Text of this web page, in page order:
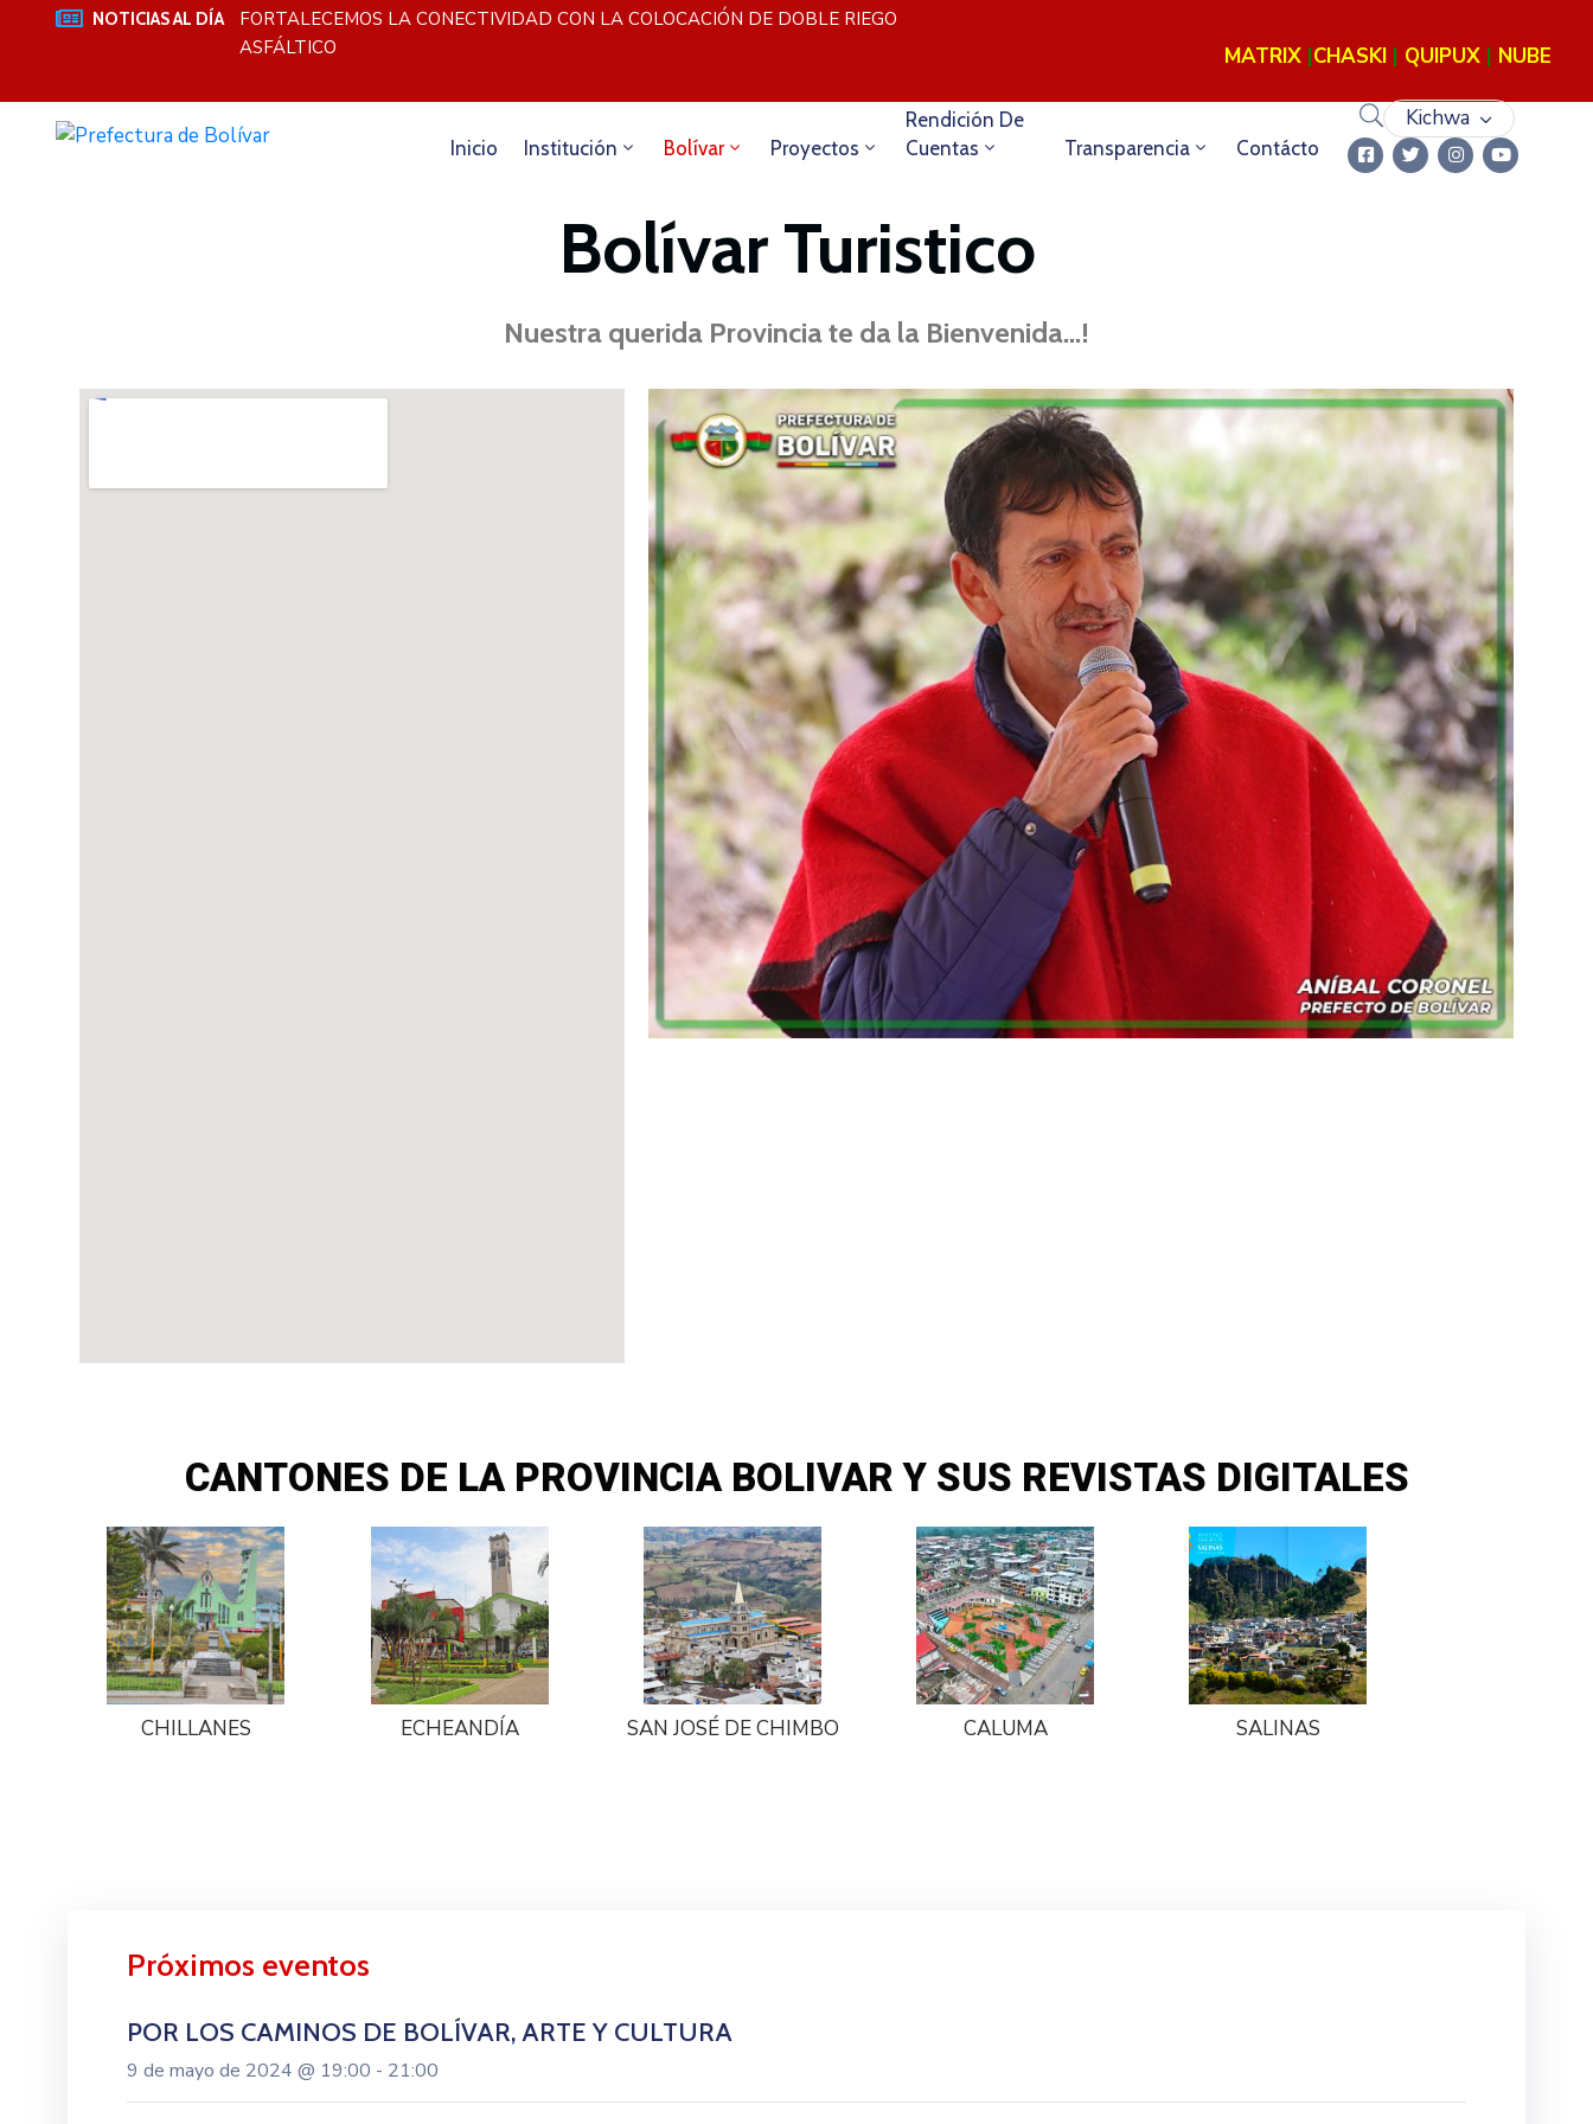
NOTICIAS AL DÍA
DE RIEGO SANTA
FORTALECEMOS LA CONECTIVIDAD CON LA COLOCACIÓN DE DOBLE RIEGO
ASFÁLTICO
MATRIX|CHASKI| QUIPUX | NUBE
Inicio Institución Bolívar Proyectos
Rendición De
Cuentas
Transparencia Contácto
Kichwa
Bolívar Turistico
Nuestra querida Provincia te da la Bienvenida...!
CANTONES DE LA PROVINCIA BOLIVAR Y SUS REVISTAS DIGITALES
CHILLANES ECHEANDÍA SAN JOSÉ DE CHIMBO CALUMA SALINAS
Próximos eventos
POR LOS CAMINOS DE BOLÍVAR, ARTE Y CULTURA
9 de mayo de 2024 @ 19:00 - 21:00